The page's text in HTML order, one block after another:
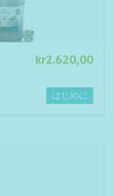
kr2.620,00